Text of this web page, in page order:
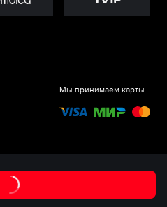
Мы принимаем карты